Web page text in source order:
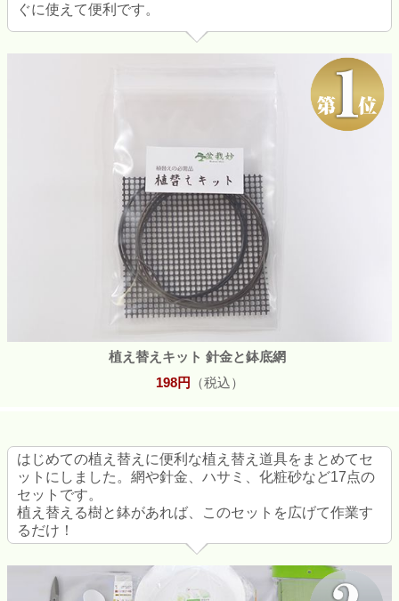
ぐに使えて便利です。
植え替えキット 針金と鉢底網
198円 （税込）
はじめての植え替えに便利な植え替え道具をまとめてセ
ットにしました。網や針金、ハサミ、化粧砂など17点の
セットです。
植え替える樹と鉢があれば、このセットを広げて作業す
るだけ！